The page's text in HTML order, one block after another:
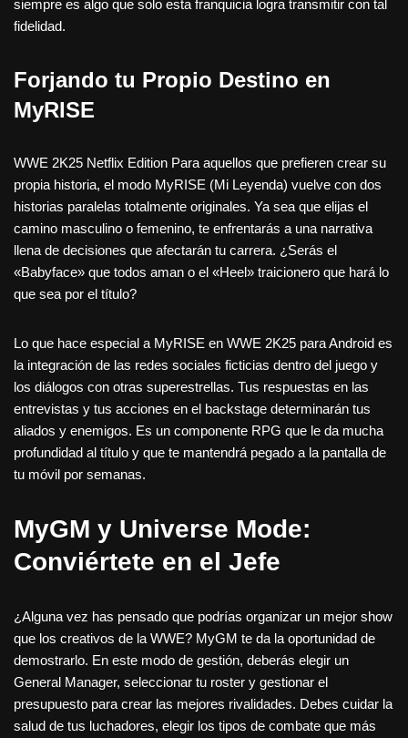
siempre es algo que solo esta franquicia logra transmitir con tal
fidelidad.
Forjando tu Propio Destino en
MyRISE
WWE 2K25 Netflix Edition Para aquellos que prefieren crear su
propia historia, el modo MyRISE (Mi Leyenda) vuelve con dos
historias paralelas totalmente originales. Ya sea que elijas el
camino masculino o femenino, te enfrentarás a una narrativa
llena de decisiones que afectarán tu carrera. ¿Serás el
«Babyface» que todos aman o el «Heel» traicionero que hará lo
que sea por el título?
Lo que hace especial a MyRISE en WWE 2K25 para Android es
la integración de las redes sociales ficticias dentro del juego y
los diálogos con otras superestrellas. Tus respuestas en las
entrevistas y tus acciones en el backstage determinarán tus
aliados y enemigos. Es un componente RPG que le da mucha
profundidad al título y que te mantendrá pegado a la pantalla de
tu móvil por semanas.
MyGM y Universe Mode:
Conviértete en el Jefe
¿Alguna vez has pensado que podrías organizar un mejor show
que los creativos de la WWE? MyGM te da la oportunidad de
demostrarlo. En este modo de gestión, deberás elegir un
General Manager, seleccionar tu roster y gestionar el
presupuesto para crear las mejores rivalidades. Debes cuidar la
salud de tus luchadores, elegir los tipos de combate que más